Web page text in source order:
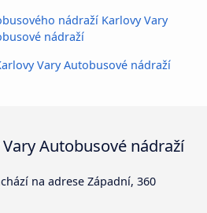
nádraží Karlovy Vary
nádraží
Vary Autobusové nádraží
Autobusové nádraží
na adrese Západní, 360